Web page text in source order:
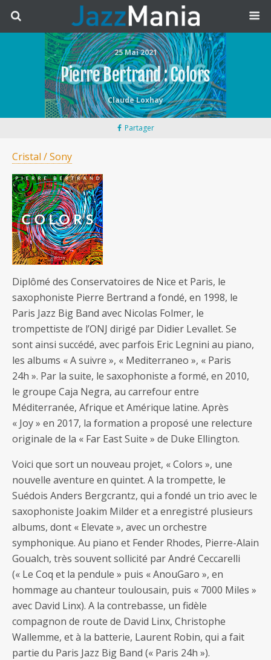
25 Mai 2021
Pierre Bertrand : Colors
Claude Loxhay
Partager
Cristal / Sony
Diplômé des Conservatoires de Nice et Paris, le
saxophoniste Pierre Bertrand a fondé, en 1998, le
Paris Jazz Big Band avec Nicolas Folmer, le
trompettiste de l’ONJ dirigé par Didier Levallet. Se
sont ainsi succédé, avec parfois Eric Legnini au piano,
les albums « A suivre », « Mediterraneo », « Paris
24h ». Par la suite, le saxophoniste a formé, en 2010,
le groupe Caja Negra, au carrefour entre
Méditerranée, Afrique et Amérique latine. Après
« Joy » en 2017, la formation a proposé une relecture
originale de la « Far East Suite » de Duke Ellington.
Voici que sort un nouveau projet, « Colors », une
nouvelle aventure en quintet. A la trompette, le
Suédois Anders Bergcrantz, qui a fondé un trio avec le
saxophoniste Joakim Milder et a enregistré plusieurs
albums, dont « Elevate », avec un orchestre
symphonique. Au piano et Fender Rhodes, Pierre-Alain
Goualch, très souvent sollicité par André Ceccarelli
(« Le Coq et la pendule » puis « AnouGaro », en
hommage au chanteur toulousain, puis « 7000 Miles »
avec David Linx). A la contrebasse, un fidèle
compagnon de route de David Linx, Christophe
Wallemme, et à la batterie, Laurent Robin, qui a fait
partie du Paris Jazz Big Band (« Paris 24h »).